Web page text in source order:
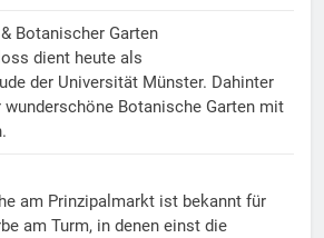
Botanischer Garten
dient heute als
der Universität Münster. Dahinter
Botanische Garten mit
am Prinzipalmarkt ist bekannt für
am Turm, in denen einst die